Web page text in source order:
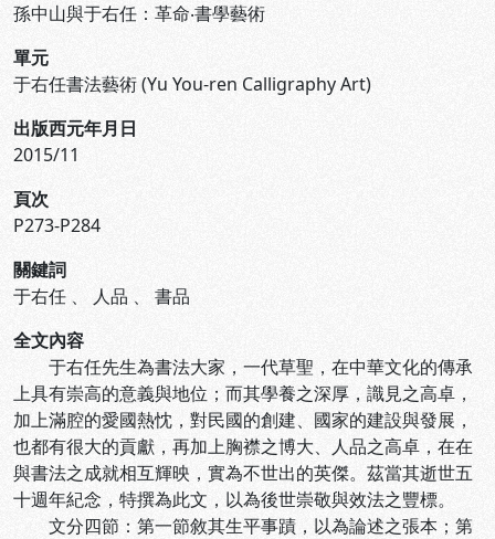
孫中山與于右任：革命‧書學藝術
單元
于右任書法藝術 (Yu You-ren Calligraphy Art)
出版西元年月日
2015/11
頁次
P273-P284
關鍵詞
于右任 、 人品 、 書品
全文內容
于右任先生為書法大家，一代草聖，在中華文化的傳承
上具有崇高的意義與地位；而其學養之深厚，識見之高卓，
加上滿腔的愛國熱忱，對民國的創建、國家的建設與發展，
也都有很大的貢獻，再加上胸襟之博大、人品之高卓，在在
與書法之成就相互輝映，實為不世出的英傑。茲當其逝世五
十週年紀念，特撰為此文，以為後世崇敬與效法之豐標。
文分四節：第一節敘其生平事蹟，以為論述之張本；第